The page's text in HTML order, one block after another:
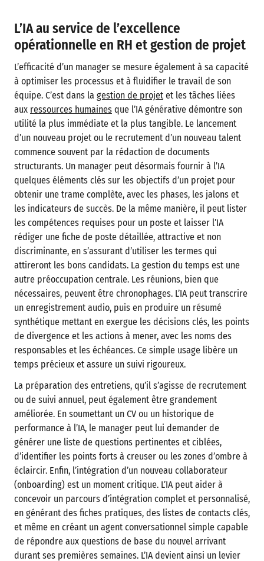
L’IA au service de l’excellence
opérationnelle en RH et gestion de projet
L’efficacité d’un manager se mesure également à sa capacité
à optimiser les processus et à fluidifier le travail de son
équipe. C’est dans la gestion de projet et les tâches liées
aux ressources humaines que l’IA générative démontre son
utilité la plus immédiate et la plus tangible. Le lancement
d’un nouveau projet ou le recrutement d’un nouveau talent
commence souvent par la rédaction de documents
structurants. Un manager peut désormais fournir à l’IA
quelques éléments clés sur les objectifs d’un projet pour
obtenir une trame complète, avec les phases, les jalons et
les indicateurs de succès. De la même manière, il peut lister
les compétences requises pour un poste et laisser l’IA
rédiger une fiche de poste détaillée, attractive et non
discriminante, en s’assurant d’utiliser les termes qui
attireront les bons candidats. La gestion du temps est une
autre préoccupation centrale. Les réunions, bien que
nécessaires, peuvent être chronophages. L’IA peut transcrire
un enregistrement audio, puis en produire un résumé
synthétique mettant en exergue les décisions clés, les points
de divergence et les actions à mener, avec les noms des
responsables et les échéances. Ce simple usage libère un
temps précieux et assure un suivi rigoureux.
La préparation des entretiens, qu’il s’agisse de recrutement
ou de suivi annuel, peut également être grandement
améliorée. En soumettant un CV ou un historique de
performance à l’IA, le manager peut lui demander de
générer une liste de questions pertinentes et ciblées,
d’identifier les points forts à creuser ou les zones d’ombre à
éclaircir. Enfin, l’intégration d’un nouveau collaborateur
(onboarding) est un moment critique. L’IA peut aider à
concevoir un parcours d’intégration complet et personnalisé,
en générant des fiches pratiques, des listes de contacts clés,
et même en créant un agent conversationnel simple capable
de répondre aux questions de base du nouvel arrivant
durant ses premières semaines. L’IA devient ainsi un levier